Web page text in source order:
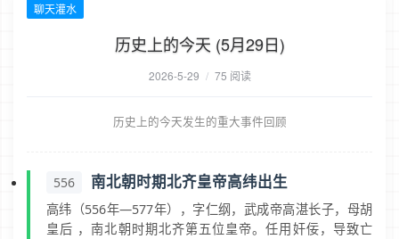
聊天灌水
历史上的今天 (5月29日)
2026-5-29 / 75 阅读
历史上的今天发生的重大事件回顾
556 南北朝时期北齐皇帝高纬出生
高纬（556年―577年），字仁纲，武成帝高湛长子，母胡
皇后 ，南北朝时期北齐第五位皇帝。任用奸佞，导致亡